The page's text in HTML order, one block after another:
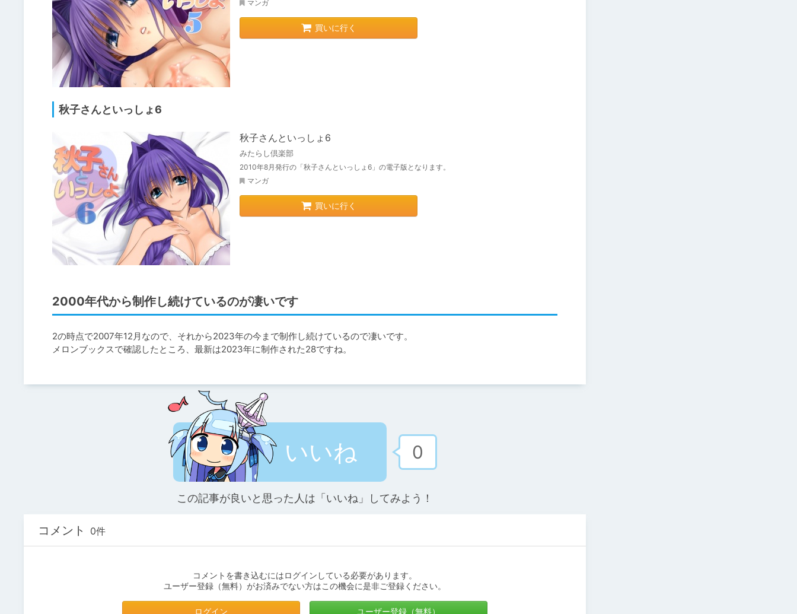
マンガ
買いに行く
秋子さんといっしょ6
秋子さんといっしょ6
みたらし倶楽部
2010年8月発行の「秋子さんといっしょ6」の電子版となります。
マンガ
買いに行く
2000年代から制作し続けているのが凄いです
2の時点で2007年12月なので、それから2023年の今まで制作し続けているので凄いです。
メロンブックスで確認したところ、最新は2023年に制作された28ですね。
いいね 0
この記事が良いと思った人は「いいね」してみよう！
コメント 0件
コメントを書き込むにはログインしている必要があります。
ユーザー登録（無料）がお済みでない方はこの機会に是非ご登録ください。
ログイン ユーザー登録（無料）